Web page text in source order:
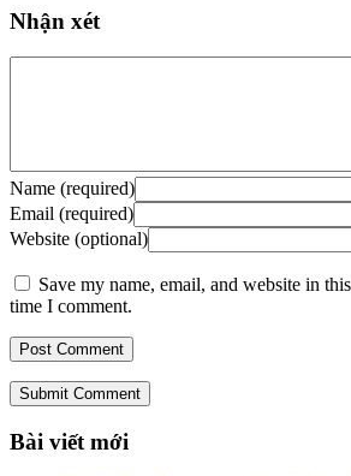
Nhận xét
Name (required)
Email (required)
Website (optional)
Save my name, email, and website in
time I comment.
Submit Comment
Bài viết mới